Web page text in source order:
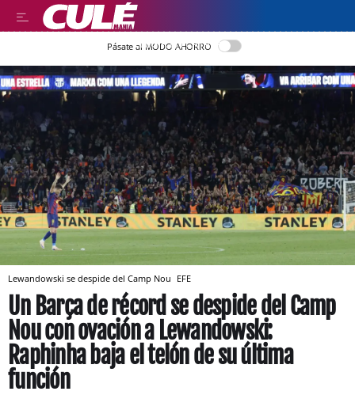
LLEGIR EN CATALÀ
Pásate al MODO AHORRO
Lewandowski se despide del Camp Nou EFE
Un Barça de récord se despide del Camp
Nou con ovación a Lewandowski:
Raphinha baja el telón de su última
función